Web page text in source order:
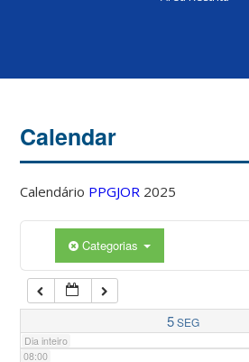
Calendar
Calendário PPGJOR 2025
Categorias
5SEG
Dia inteiro
04:00
05:00
07:00
08:00